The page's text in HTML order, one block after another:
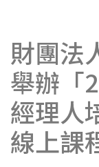
財團法
舉辦「
經理人
線上課